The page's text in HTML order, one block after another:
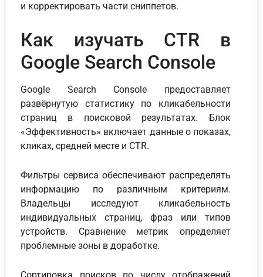
и корректировать части сниппетов.
Как изучать CTR в
Google Search Console
Google Search Console предоставляет
развёрнутую статистику по кликабельности
страниц в поисковой результатах. Блок
«Эффективность» включает данные о показах,
кликах, средней месте и CTR.
Фильтры сервиса обеспечивают распределять
информацию по различным критериям.
Владельцы исследуют кликабельность
индивидуальных страниц, фраз или типов
устройств. Сравнение метрик определяет
проблемные зоны в доработке.